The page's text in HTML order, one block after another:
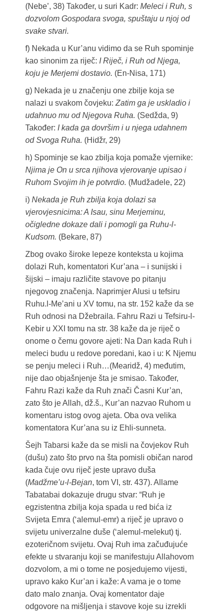
(Nebe’, 38) Također, u suri Kadr: Meleci i Ruh, s
dozvolom Gospodara svoga, spuštaju u njoj od
svake stvari.
f) Nekada u Kur’anu vidimo da se Ruh spominje
kao sinonim za riječ: I Riječ, i Ruh od Njega,
koju je Merjemi dostavio. (En-Nisa, 171)
g) Nekada je u značenju one zbilje koja se
nalazi u svakom čovjeku: Zatim ga je uskladio i
udahnuo mu od Njegova Ruha. (Sedžda, 9)
Također: I kada ga dovršim i u njega udahnem
od Svoga Ruha. (Hidžr, 29)
h) Spominje se kao zbilja koja pomaže vjernike:
Njima je On u srca njihova vjerovanje upisao i
Ruhom Svojim ih je potvrdio. (Mudžadele, 22)
i) Nekada je Ruh zbilja koja dolazi sa
vjerovjesnicima: A Isau, sinu Merjeminu,
očigledne dokaze dali i pomogli ga Ruhu-l-
Kudsom. (Bekare, 87)
Zbog ovako široke lepeze konteksta u kojima
dolazi Ruh, komentatori Kur’ana – i sunijski i
šijski – imaju različite stavove po pitanju
njegovog značenja. Naprimjer Alusi u tefsiru
Ruhu.l-Me’ani u XV tomu, na str. 152 kaže da se
Ruh odnosi na Džebraila. Fahru Razi u Tefsiru-l-
Kebir u XXI tomu na str. 38 kaže da je riječ o
onome o čemu govore ajeti: Na Dan kada Ruh i
meleci budu u redove poredani, kao i u: K Njemu
se penju meleci i Ruh…(Mearidž, 4) međutim,
nije dao objašnjenje šta je smisao. Također,
Fahru Razi kaže da Ruh znači Časni Kur’an,
zato što je Allah, dž.š., Kur’an nazvao Ruhom u
komentaru istog ovog ajeta. Oba ova velika
komentatora Kur’ana su iz Ehli-sunneta.
Šejh Tabarsi kaže da se misli na čovjekov Ruh
(dušu) zato što prvo na šta pomisli običan narod
kada čuje ovu riječ jeste upravo duša
(Madžme’u-l-Bejan, tom VI, str. 437). Allame
Tabatabai dokazuje drugu stvar: “Ruh je
egzistentna zbilja koja spada u red bića iz
Svijeta Emra (‘alemul-emr) a riječ je upravo o
svijetu univerzalne duše (‘alemul-melekut) tj.
ezoteričnom svijetu. Ovaj Ruh ima začuđujuće
efekte u stvaranju koji se manifestuju Allahovom
dozvolom, a mi o tome ne posjedujemo vijesti,
upravo kako Kur’an i kaže: A vama je o tome
dato malo znanja. Ovaj komentator daje
odgovore na mišljenja i stavove koje su izrekli